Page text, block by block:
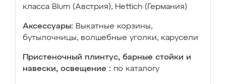
класса Blum (Австрия), Hettich (Германия)
Аксессуары: Выкатные корзины,
бутылочницы, волшебные уголки, карусели
Пристеночный плинтус, барные стойки и
навески, освещение : по каталогу